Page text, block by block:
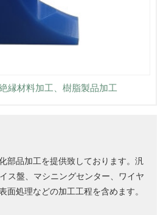
縁材料加工、樹脂製品加工
部品加工を提供致しております。汎
ス盤、マシニングセンター、ワイヤ
面処理などの加工工程を含めます。